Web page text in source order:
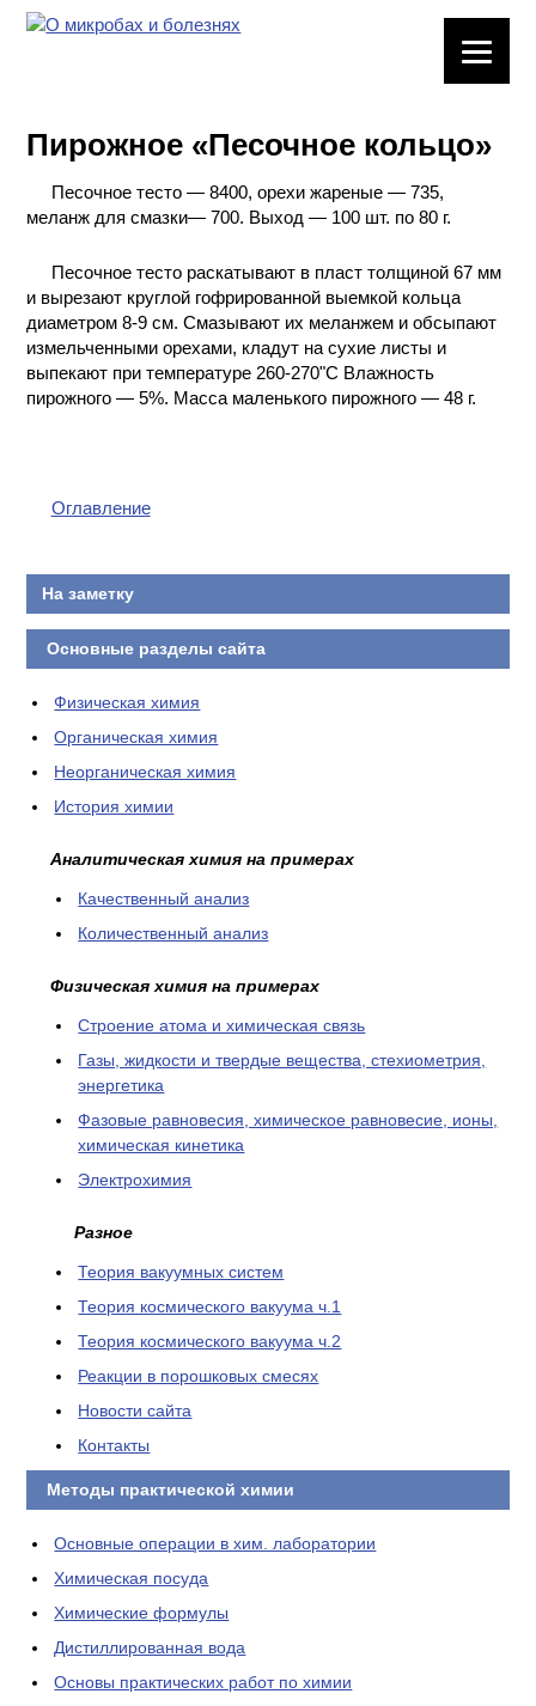
ХИМИЧЕСКАЯ
МЕТОДЫ
ПРАКТИЧЕСКОЙ
ХИМИИ
ТЕХНОЛОГИЯ
Пирожное «Песочное кольцо»
Песочное тесто — 8400, орехи жареные — 735,
меланж для смазки— 700. Выход — 100 шт. по 80 г.
Песочное тесто раскатывают в пласт толщиной 67 мм
и вырезают круглой гофрированной выемкой кольца
диаметром 8-9 см. Смазывают их меланжем и обсыпают
измельченными орехами, кладут на сухие листы и
выпекают при температуре 260-270"C Влажность
пирожного — 5%. Масса маленького пирожного — 48 г.
Оглавление
На заметку
Основные разделы сайта
Физическая химия
Органическая химия
Неорганическая химия
История химии
Аналитическая химия на примерах
Качественный анализ
Количественный анализ
Физическая химия на примерах
Cтроение атома и химическая связь
Газы, жидкости и твердые вещества, стехиометрия,
энергетика
Фазовые равновесия, химическое равновесие, ионы,
химическая кинетика
Электрохимия
Разное
Теория вакуумных систем
Теория космического вакуума ч.1
Теория космического вакуума ч.2
Реакции в порошковых смесях
Новости сайта
Контакты
Методы практической химии
Основные операции в хим. лаборатории
Химическая посуда
Химические формулы
Дистиллированная вода
Основы практических работ по химии